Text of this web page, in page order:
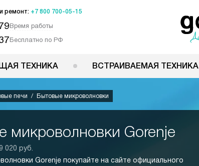
ремонт: +7 800 700-05-15
Время работы
Бесплатно по РФ
ТЕХНИКА ВСТРАИВАЕМАЯ ТЕХНИКА
печи Бытовые микроволновки
микроволновки Gorenje
020 руб.
Gorenje покупайте на сайте официального